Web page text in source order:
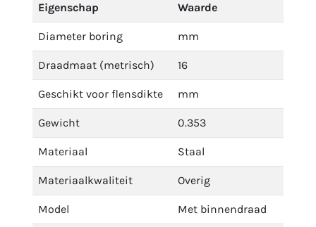
Eigenschap Waarde
Diameter boring mm
Draadmaat (metrisch) 16
Geschikt voor flensdikte mm
Gewicht 0.353
Materiaal Staal
Materiaalkwaliteit Overig
Model Met binnendraad